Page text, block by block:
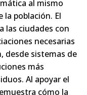
al mismo
la población. El
las ciudades con
necesarias
desde sistemas de
más
Al apoyar el
cómo la